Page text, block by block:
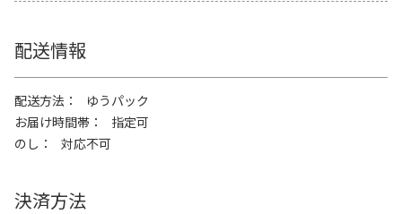
配送情報
配送方法
ゆうパック
お届け時間帯
指定可
のし
対応不可
決済方法